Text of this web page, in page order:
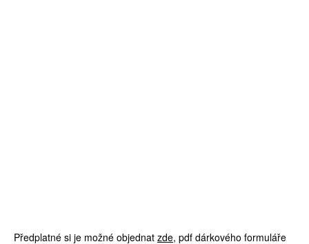
Předplatné si je možné objednat zde, pdf dárkového formuláře